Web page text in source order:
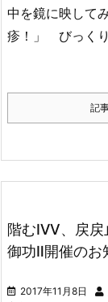
中を鏡に映して
疹！」 びっく
記
階むⅣⅤ、戻戻
御功Ⅱ開催のお
2017年11月8日